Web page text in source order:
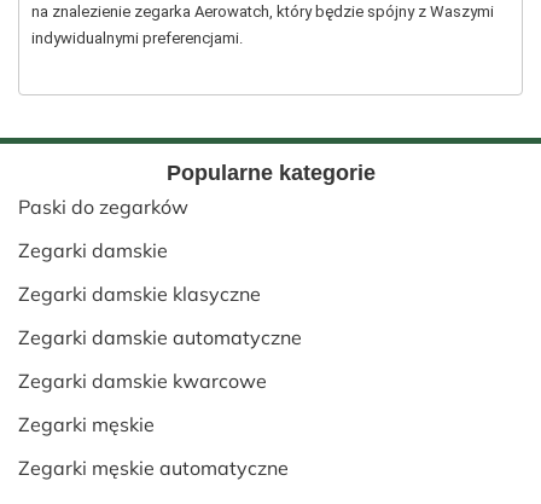
na znalezienie zegarka Aerowatch, który będzie spójny z Waszymi
indywidualnymi preferencjami.
Popularne kategorie
Paski do zegarków
Zegarki damskie
Zegarki damskie klasyczne
Zegarki damskie automatyczne
Zegarki damskie kwarcowe
Zegarki męskie
Zegarki męskie automatyczne